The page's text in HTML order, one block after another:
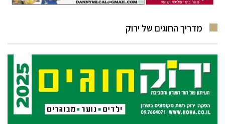
מדריך החוגים של ירוק